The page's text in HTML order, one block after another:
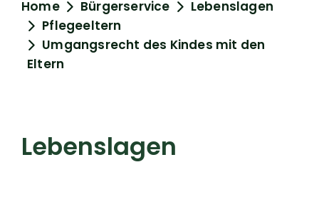
Home Bürgerservice
Lebenslagen
Pflegeeltern
Umgangsrecht des Kindes mit den
Eltern
Lebenslagen